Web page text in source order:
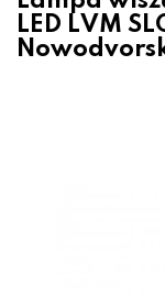
LED LVM